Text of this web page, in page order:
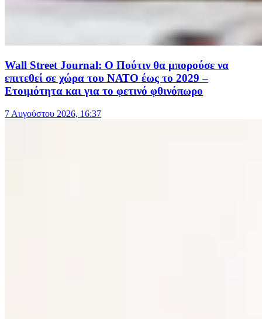
Wall Street Journal: Ο Πούτιν θα μπορούσε να
επιτεθεί σε χώρα του ΝΑΤΟ έως το 2029 –
Ετοιμότητα και για το φετινό φθινόπωρο
7 Αυγούστου 2026, 16:37